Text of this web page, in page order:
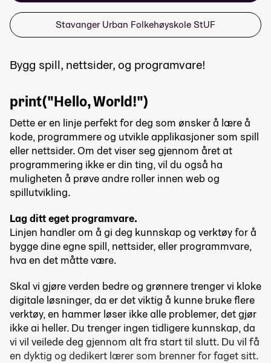
Stavanger Urban Folkehøyskole StUF
Bygg spill, nettsider, og programvare!
print("Hello, World!")
Dette er en linje perfekt for deg som ønsker å lære å
kode, programmere og utvikle applikasjoner som spill
eller nettsider. Om det viser seg gjennom året at
programmering ikke er din ting, vil du også ha
muligheten å prøve andre roller innen web og
spillutvikling.
Lag ditt eget programvare.
Linjen handler om å gi deg kunnskap og verktøy for å
bygge dine egne spill, nettsider, eller programmvare,
hva en det måtte være.
Skal vi gjøre verden bedre og grønnere trenger vi kloke
digitale løsninger, da er det viktig å kunne bruke flere
verktøy, en hammer løser ikke alle problemer, det gjør
ikke ai heller. Du trenger ingen tidligere kunnskap, da
vi vil veilede deg gjennom alt fra start til slutt. Du vil få
en dyktig og dedikert lærer som brenner for faget sitt.